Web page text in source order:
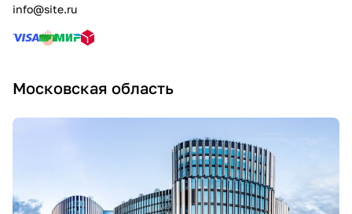
info@site.ru
Московская область